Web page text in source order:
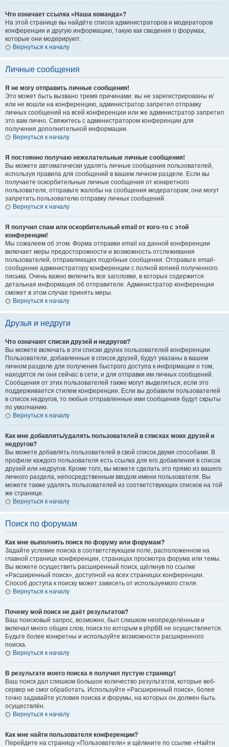
Что означает ссылка «Наша команда»?
На этой странице вы найдёте список администраторов и модераторов
конференции и другую информацию, такую как сведения о форумах,
которые они модерируют.
Вернуться к началу
Личные сообщения
Я не могу отправить личные сообщения!
Это может быть вызвано тремя причинами: вы не зарегистрированы и/
или не вошли на конференцию, администратор запретил отправку
личных сообщений на всей конференции или же администратор запретил
это вам лично. Свяжитесь с администратором конференции для
получения дополнительной информации.
Вернуться к началу
Я постоянно получаю нежелательные личные сообщения!
Вы можете автоматически удалять личные сообщения пользователей,
используя правила для сообщений в вашем личном разделе. Если вы
получаете оскорбительные личные сообщения от конкретного
пользователя, отправьте жалобы на сообщения модераторам; они могут
запретить пользователю отправку личных сообщений.
Вернуться к началу
Я получил спам или оскорбительный email от кого-то с этой
конференции!
Мы сожалеем об этом. Форма отправки email на данной конференции
включает меры предосторожности и возможность отслеживания
пользователей, отправляющих подобные сообщения. Отправьте email-
сообщение администратору конференции с полной копией полученного
письма. Очень важно включить все заголовки, в которых содержится
детальная информация об отправителе. Администратор конференции
сможет в этом случае принять меры.
Вернуться к началу
Друзья и недруги
Что означают списки друзей и недругов?
Вы можете включать в эти списки других пользователей конференции.
Пользователи, добавленные в список друзей, будут указаны в вашем
личном разделе для получения быстрого доступа к информации о том,
находятся ли они сейчас в сети, и для отправки им личных сообщений.
Сообщения от этих пользователей также могут выделяться, если это
поддерживается стилем конференции. Если вы добавили пользователей
в список недругов, то любые отправленные ими сообщения будут скрыты
по умолчанию.
Вернуться к началу
Как мне добавлять/удалять пользователей в списках моих друзей и
недругов?
Вы можете добавлять пользователей в свой список двумя способами. В
профиле каждого пользователя есть ссылка для его добавления в список
друзей или недругов. Кроме того, вы можете сделать это прямо из вашего
личного раздела, непосредственным вводом имени пользователя. Вы
можете также удалять пользователей из соответствующих списков на той
же странице.
Вернуться к началу
Поиск по форумам
Как мне выполнить поиск по форуму или форумам?
Задайте условие поиска в соответствующем поле, расположенном на
главной странице конференции, страницах просмотра форума или темы.
Вы можете осуществить расширенный поиск, щёлкнув по ссылке
«Расширенный поиск», доступной на всех страницах конференции.
Способ доступа к поиску может зависеть от используемого стиля.
Вернуться к началу
Почему мой поиск не даёт результатов?
Ваш поисковый запрос, возможно, был слишком неопределённым и
включал много общих слов, поиск по которым в phpBB не осуществляется.
Будьте более конкретны и используйте возможности расширенного
поиска.
Вернуться к началу
В результате моего поиска я получил пустую страницу!
Ваш поиск дал слишком большое количество результатов, которые веб-
сервер не смог обработать. Используйте «Расширенный поиск», более
точно задавайте условия поиска и форумы, на которых он должен быть
осуществлён.
Вернуться к началу
Как мне найти пользователя конференции?
Перейдите на страницу «Пользователи» и щёлкните по ссылке «Найти